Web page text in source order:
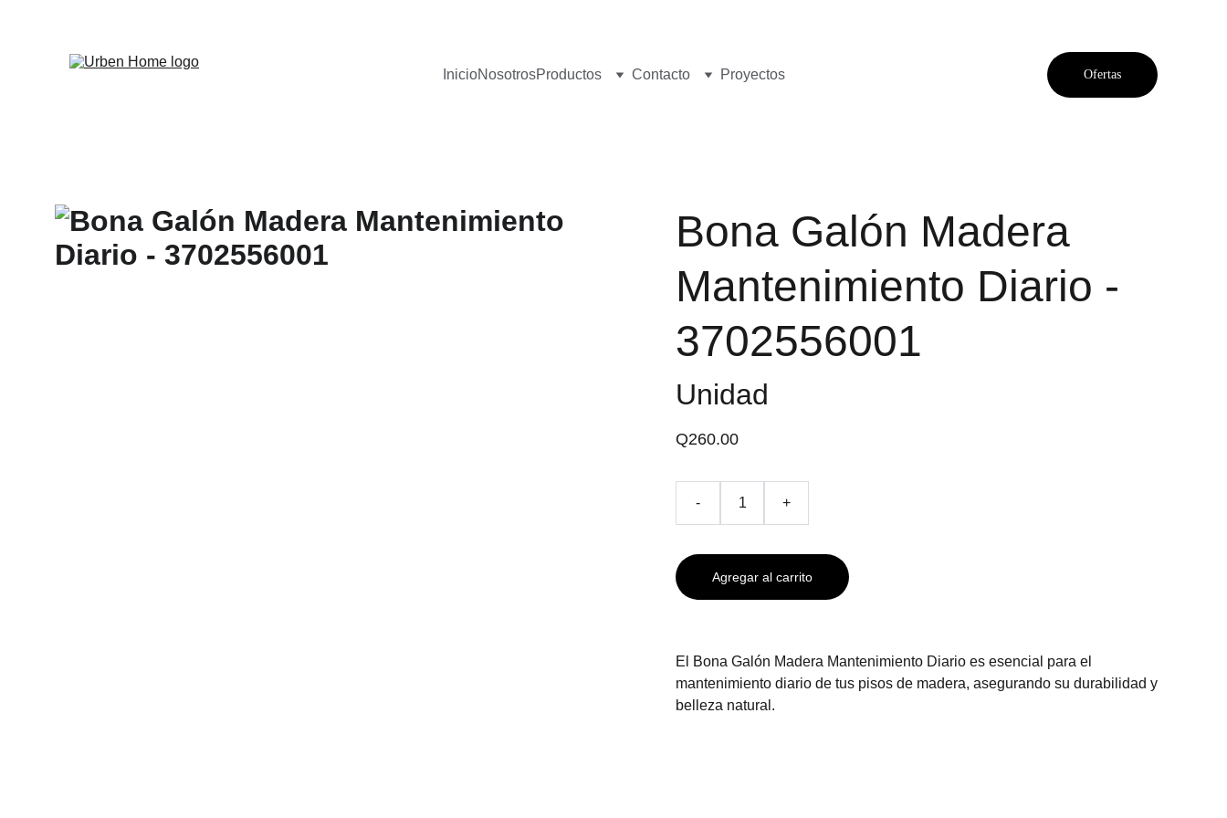
InicioNosotrosProductos Contacto Proyectos Ofertas
Bona Galón Madera
Mantenimiento Diario -
3702556001
Unidad
Q260.00
- +
Agregar al carrito
El Bona Galón Madera Mantenimiento Diario es esencial para el
mantenimiento diario de tus pisos de madera, asegurando su durabilidad y
belleza natural.